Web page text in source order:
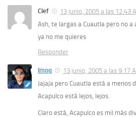
Clef
13 junio, 2005 a las 12:43
Ash, te largas a Cuautla pero no a
ya no me quieres
Responder
Imoq
13 junio, 2005 a las 9:17
Jajaja pero Cuautla está a menos
Acapulco está lejos, lejos.
Claro está, Acapulco es mil más